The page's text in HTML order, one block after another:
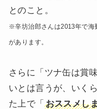
とのこと。
※辛坊治郎さんは2013年で海
があります。
さらに「ツナ缶は賞
いとは言うが、いく
た上で「 おススメし